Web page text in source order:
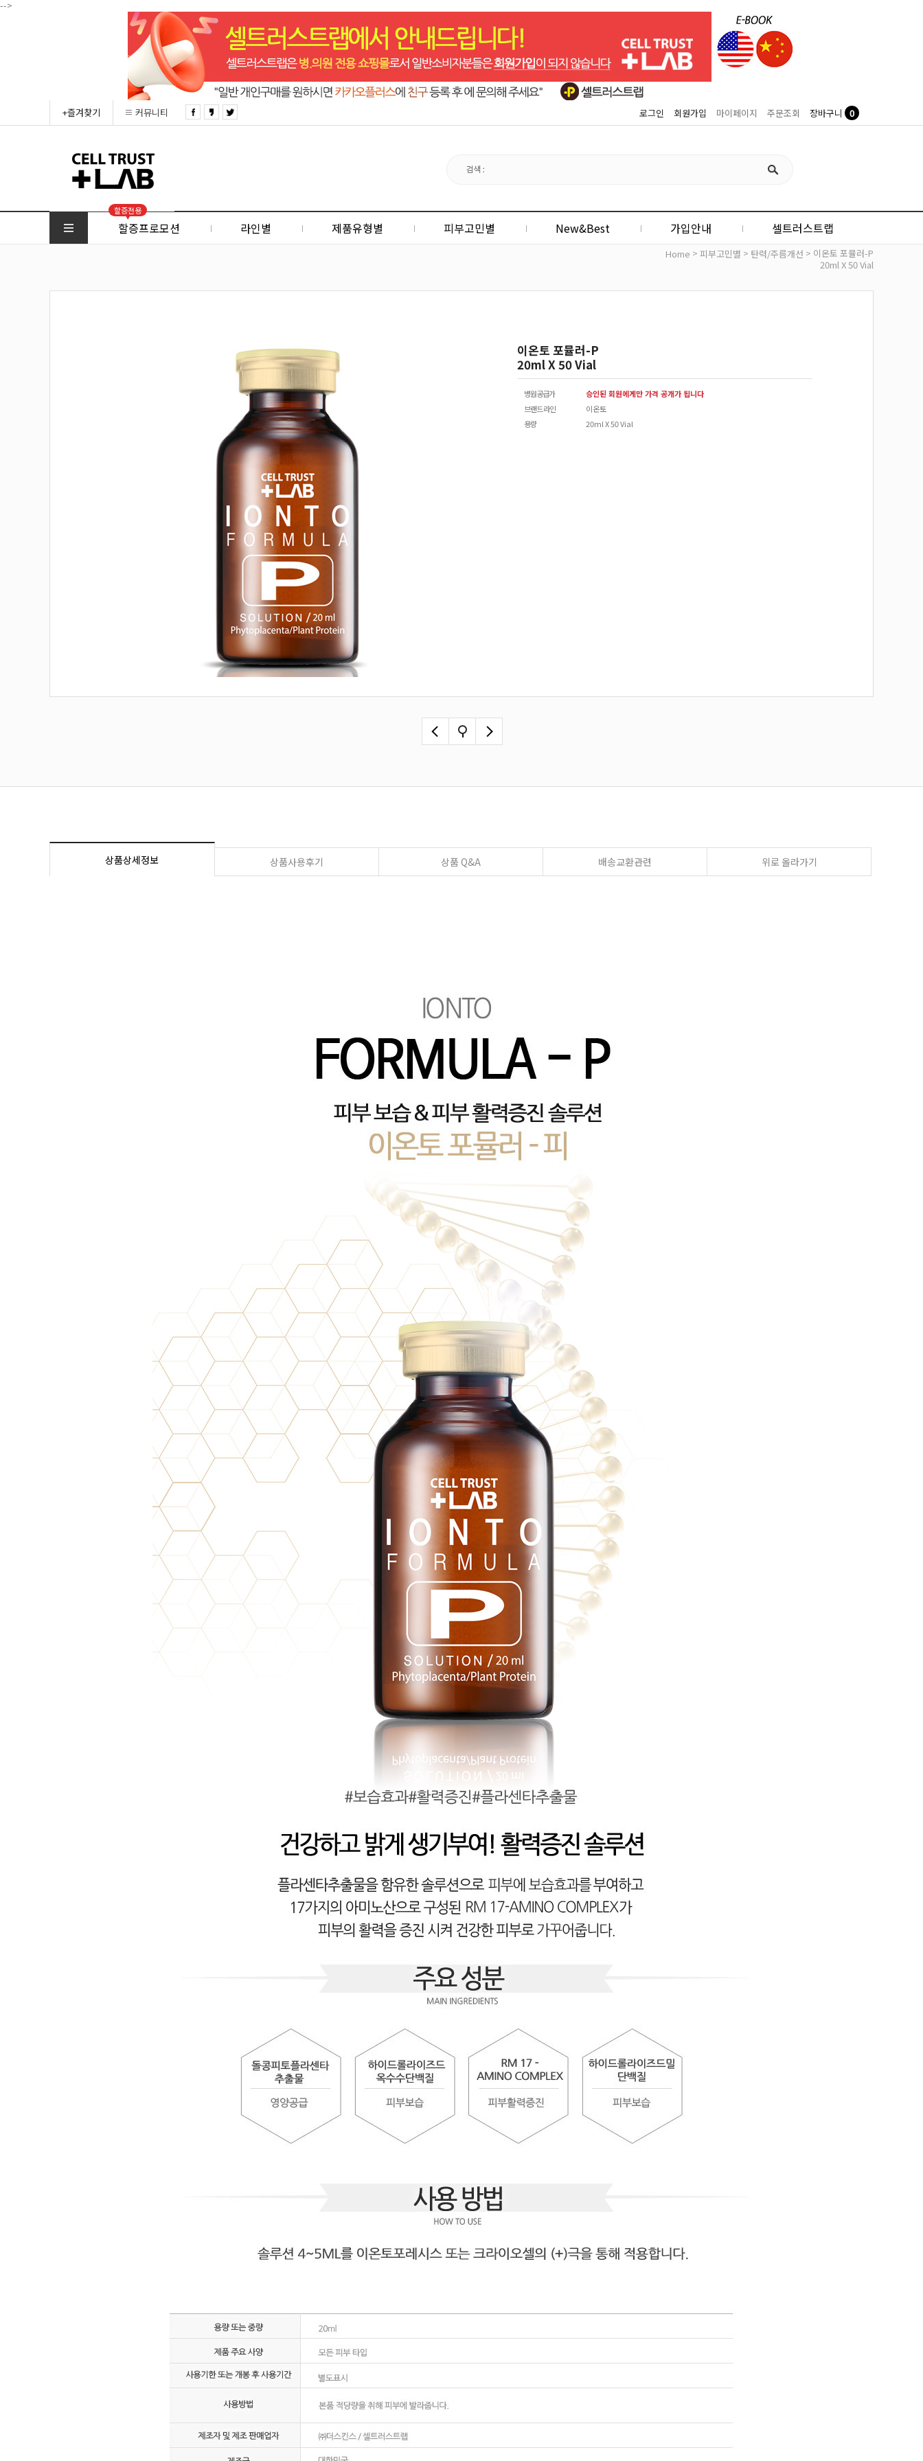
-->
+즐겨찾기 커뮤니티 로그인 회원가입 마이페이지 주문조회 장바구니 0
할증전용
할증프로모션 라인별 제품유형별 피부고민별 New&Best 가입안내 셀트러스트랩
Home > 피부고민별 > 탄력/주름개선 > 이온토 포뮬러-P
20ml X 50 Vial
이온토 포뮬러-P
20ml X 50 Vial
병원공급가
승인된 회원에게만 가격 공개가 됩니다
브랜드 라인
이온토
용량
20ml X 50 Vial
상품상세정보 상품사용후기 상품 Q&A 배송교환관련 위로 올라가기